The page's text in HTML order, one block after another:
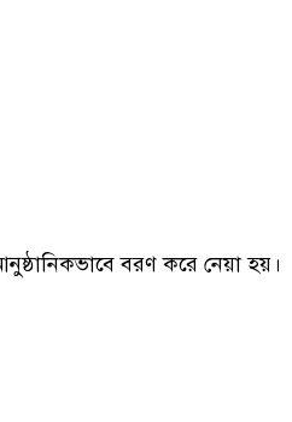
বরণ করে নেয়া হয়।